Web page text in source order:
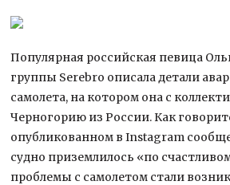
Популярная российская певица
группы Serebro описала детали
самолета, на котором она с
Черногорию из России. Как
опубликованном в Instagram
судно приземлилось «по
проблемы с самолетом стали